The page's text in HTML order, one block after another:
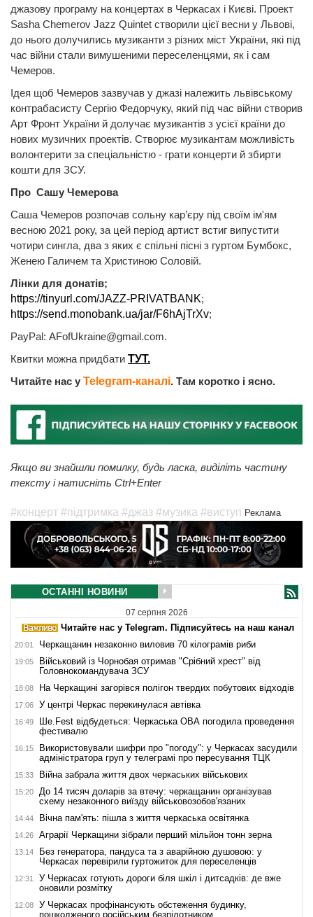
джазову програму на концертах в Черкасах і Києві. Проект
Sasha Chemerov Jazz Quintet створили цієї весни у Львові,
до нього долучились музиканти з різних міст України, які під
час війни стали вимушеними переселенцями, як і сам
Чемеров.
Ідея щоб Чемеров зазвучав у джазі належить львівському
контрабасисту Сергію Федорчуку, який під час війни створив
Арт Фронт України й долучає музикантів з усієї країни до
нових музичних проектів. Створює музикантам можливість
волонтерити за спеціальністю - грати концерти й збирти
кошти для ЗСУ.
Про Сашу Чемерова
Саша Чемеров розпочав сольну кар’єру під своїм ім'ям
весною 2021 року, за цей період артист встиг випустити
чотири сингла, два з яких є спільні пісні з гуртом Бумбокс,
Женею Галичем та Христиною Соловій.
Лінки для донатів;
https://tinyurl.com/JAZZ-PRIVATBANK;
https://send.monobank.ua/jar/F6hAjTrXv;
PayPal: AFofUkraine@gmail.com.
Квитки можна придбати ТУТ.
Читайте нас у Telegram-каналі. Там коротко і ясно.
Якщо ви знайшли помилку, будь ласка, виділіть частину
тексту і натисніть Ctrl+Enter
#концерт #підтримка #джаз #музика #виступ Реклама
ОСТАННІ НОВИНИ
07 серпня 2026
Читайте нас у Telegram. Підписуйтесь на наш канал
20:01 Черкащанин незаконно виловив 70 кілограмів риби
19:05
Військовий із Чорнобая отримав "Срібний хрест" від
Головнокомандувача ЗСУ
18:08 На Черкащині загорівся полігон твердих побутових відходів
17:06 У центрі Черкас перекинулася автівка
16:49
Ше.Fest відбудеться: Черкаська ОВА погодила проведення
фестивалю
16:15
Використовували шифри про "погоду": у Черкасах засудили
адміністратора груп у телеграмі про пересування ТЦК
15:33 Війна забрала життя двох черкаських військових
15:20
До 14 тисяч доларів за втечу: черкащанин організував
схему незаконного виїзду військовозобов'язаних
14:44 Вічна пам'ять: пішла з життя черкаська освітянка
14:26 Аграрії Черкащини зібрали перший мільйон тонн зерна
13:14
Без генератора, пандуса та з аварійною душовою: у
Черкасах перевірили гуртожиток для переселенців
12:31
У Черкасах готують дороги біля шкіл і дитсадків: де вже
оновили розмітку
12:08
У Черкасах профінансують обстеження будинку,
пошкодженого російським безпілотником